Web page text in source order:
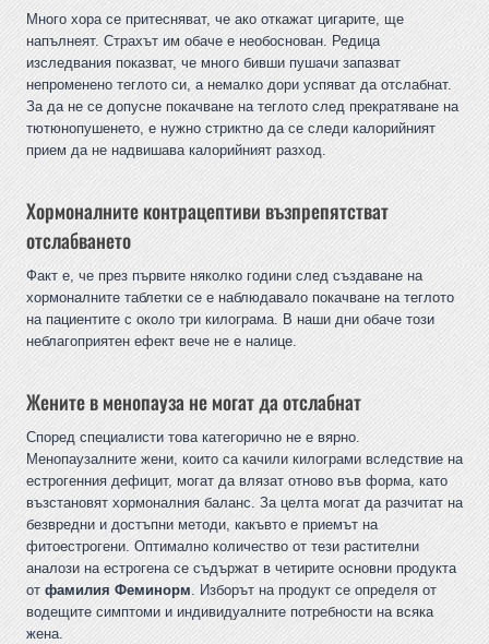
Много хора се притесняват, че ако откажат цигарите, ще
напълнеят. Страхът им обаче е необоснован. Редица
изследвания показват, че много бивши пушачи запазват
непроменено теглото си, а немалко дори успяват да отслабнат.
За да не се допусне покачване на теглото след прекратяване на
тютюнопушенето, е нужно стриктно да се следи калорийният
прием да не надвишава калорийният разход.
Хормоналните контрацептиви възпрепятстват
отслабването
Факт е, че през първите няколко години след създаване на
хормоналните таблетки се е наблюдавало покачване на теглото
на пациентите с около три килограма. В наши дни обаче този
неблагоприятен ефект вече не е налице.
Жените в менопауза не могат да отслабнат
Според специалисти това категорично не е вярно.
Менопаузалните жени, които са качили килограми вследствие на
естрогенния дефицит, могат да влязат отново във форма, като
възстановят хормоналния баланс. За целта могат да разчитат на
безвредни и достъпни методи, какъвто е приемът на
фитоестрогени. Оптимално количество от тези растителни
аналози на естрогена се съдържат в четирите основни продукта
от фамилия Феминорм. Изборът на продукт се определя от
водещите симптоми и индивидуалните потребности на всяка
жена.